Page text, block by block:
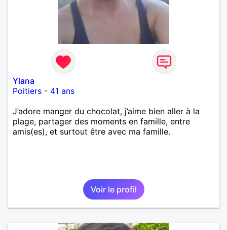
Ylana
Poitiers - 41 ans
J’adore manger du chocolat, j’aime bien aller à la
plage, partager des moments en famille, entre
amis(es), et surtout être avec ma famille.
Voir le profil